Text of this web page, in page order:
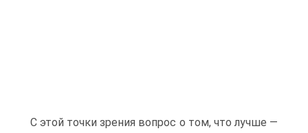
С этой точки зрения вопрос о том, что лучше —